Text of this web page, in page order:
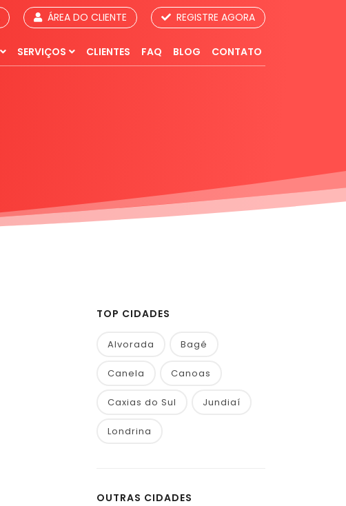
ÁREA DO CLIENTE REGISTRE AGORA
SERVIÇOS CLIENTES FAQ BLOG CONTATO
TOP CIDADES
Alvorada Bagé
Canela Canoas
Caxias do Sul Jundiaí
Londrina
OUTRAS CIDADES